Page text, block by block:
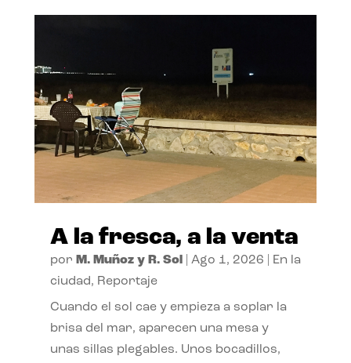
A la fresca, a la venta
por M. Muñoz y R. Sol| Ago 1, 2026
En la
ciudad, Reportaje
Cuando el sol cae y empieza a soplar la
brisa del mar, aparecen una mesa y
unas sillas plegables. Unos bocadillos,